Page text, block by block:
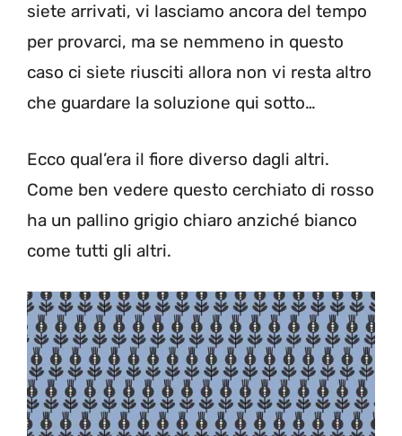
siete arrivati, vi lasciamo ancora del tempo
per provarci, ma se nemmeno in questo
caso ci siete riusciti allora non vi resta altro
che guardare la soluzione qui sotto…
Ecco qual’era il fiore diverso dagli altri.
Come ben vedere questo cerchiato di rosso
ha un pallino grigio chiaro anziché bianco
come tutti gli altri.